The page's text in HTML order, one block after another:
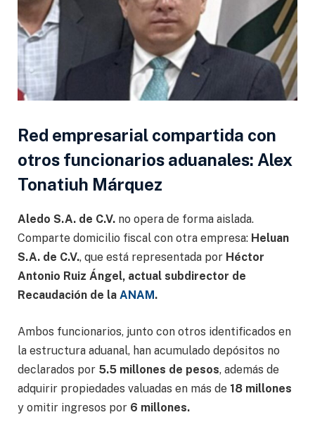
Red empresarial compartida con
otros funcionarios aduanales: Alex
Tonatiuh Márquez
Aledo S.A. de C.V. no opera de forma aislada.
Comparte domicilio fiscal con otra empresa: Heluan
S.A. de C.V., que está representada por Héctor
Antonio Ruiz Ángel, actual subdirector de
Recaudación de la ANAM.
Ambos funcionarios, junto con otros identificados en
la estructura aduanal, han acumulado depósitos no
declarados por 5.5 millones de pesos, además de
adquirir propiedades valuadas en más de 18 millones
y omitir ingresos por 6 millones.